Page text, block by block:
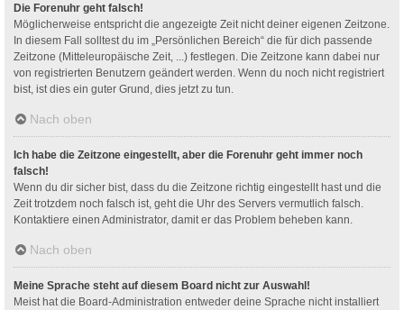
Die Forenuhr geht falsch!
Möglicherweise entspricht die angezeigte Zeit nicht deiner eigenen Zeitzone.
In diesem Fall solltest du im „Persönlichen Bereich“ die für dich passende
Zeitzone (Mitteleuropäische Zeit, ...) festlegen. Die Zeitzone kann dabei nur
von registrierten Benutzern geändert werden. Wenn du noch nicht registriert
bist, ist dies ein guter Grund, dies jetzt zu tun.
Nach oben
Ich habe die Zeitzone eingestellt, aber die Forenuhr geht immer noch
falsch!
Wenn du dir sicher bist, dass du die Zeitzone richtig eingestellt hast und die
Zeit trotzdem noch falsch ist, geht die Uhr des Servers vermutlich falsch.
Kontaktiere einen Administrator, damit er das Problem beheben kann.
Nach oben
Meine Sprache steht auf diesem Board nicht zur Auswahl!
Meist hat die Board-Administration entweder deine Sprache nicht installiert